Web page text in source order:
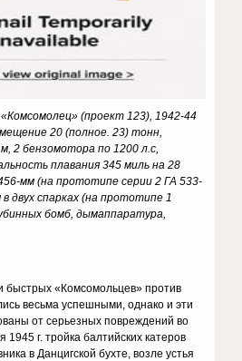
(проект 123), 1942-44
20 (полное. 23) тонн,
2 бензомотора по 1200 л.с,
плавания 345 миль на 28
мм (на прототипе серии 2 ГА 533-
двух спарках (на прототипе 1
бомб, дымаппаратура,
быстрых «Комсомольцев» против
весьма успешными, однако и эти
от серьезных повреждений во
1945 г. тройка балтийских катеров
в Данцигской бухте, возле устья